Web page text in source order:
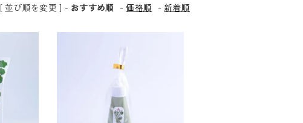
[ 並び順を変更 ] - おすすめ順 -価格順 - 新着順